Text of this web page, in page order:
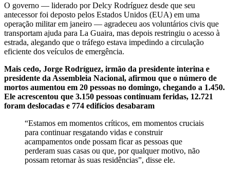
O governo — liderado por Delcy Rodríguez desde que seu
antecessor foi deposto pelos Estados Unidos (EUA) em uma
operação militar em janeiro — agradeceu aos voluntários civis que
transportam ajuda para La Guaira, mas depois restringiu o acesso à
estrada, alegando que o tráfego estava impedindo a circulação
eficiente dos veículos de emergência.
Mais cedo, Jorge Rodríguez, irmão da presidente interina e
presidente da Assembleia Nacional, afirmou que o número de
mortos aumentou em 20 pessoas no domingo, chegando a 1.450.
Ele acrescentou que 3.150 pessoas continuam feridas, 12.721
foram deslocadas e 774 edifícios desabaram
“Estamos em momentos críticos, em momentos cruciais
para continuar resgatando vidas e construir
acampamentos onde possam ficar as pessoas que
perderam suas casas ou que, por qualquer motivo, não
possam retornar às suas residências”, disse ele.